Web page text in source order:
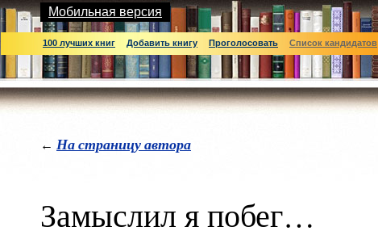
Мобильная версия
100 лучших книг Добавить книгу Проголосовать Список кандидатов
← На страницу автора
Замыслил я побег…